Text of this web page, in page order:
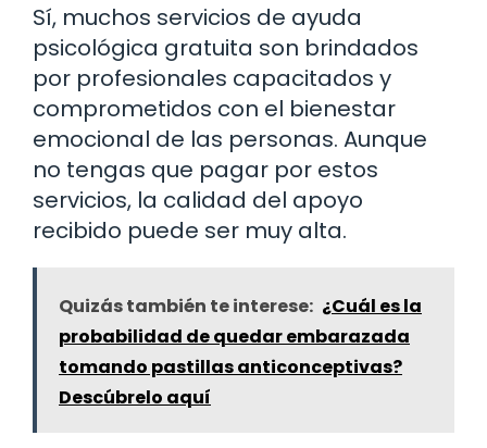
Sí, muchos servicios de ayuda
psicológica gratuita son brindados
por profesionales capacitados y
comprometidos con el bienestar
emocional de las personas. Aunque
no tengas que pagar por estos
servicios, la calidad del apoyo
recibido puede ser muy alta.
Quizás también te interese: ¿Cuál es la
probabilidad de quedar embarazada
tomando pastillas anticonceptivas?
Descúbrelo aquí